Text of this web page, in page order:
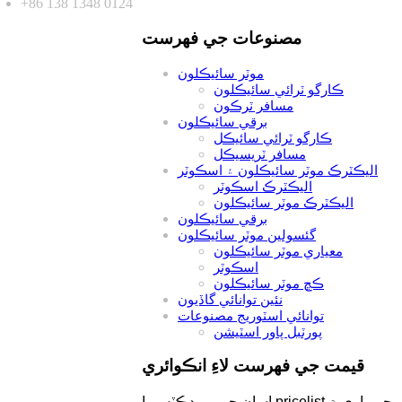
+86 138 1348 0124
مصنوعات جي فهرست
موٽر سائيڪلون
ڪارگو ٽرائي سائيڪلون
مسافر ٽرڪون
برقي سائيڪلون
ڪارگو ٽرائي سائيڪل
مسافر ٽريسيڪل
اليڪٽرڪ موٽر سائيڪلون ۽ اسڪوٽر
اليڪٽرڪ اسڪوٽر
اليڪٽرڪ موٽر سائيڪلون
برقي سائيڪلون
گئسولين موٽر سائيڪلون
معياري موٽر سائيڪلون
اسڪوٽر
ڪڇ موٽر سائيڪلون
نئين توانائي گاڏيون
توانائي اسٽوريج مصنوعات
پورٽبل پاور اسٽيشن
قيمت جي فهرست لاءِ انڪوائري